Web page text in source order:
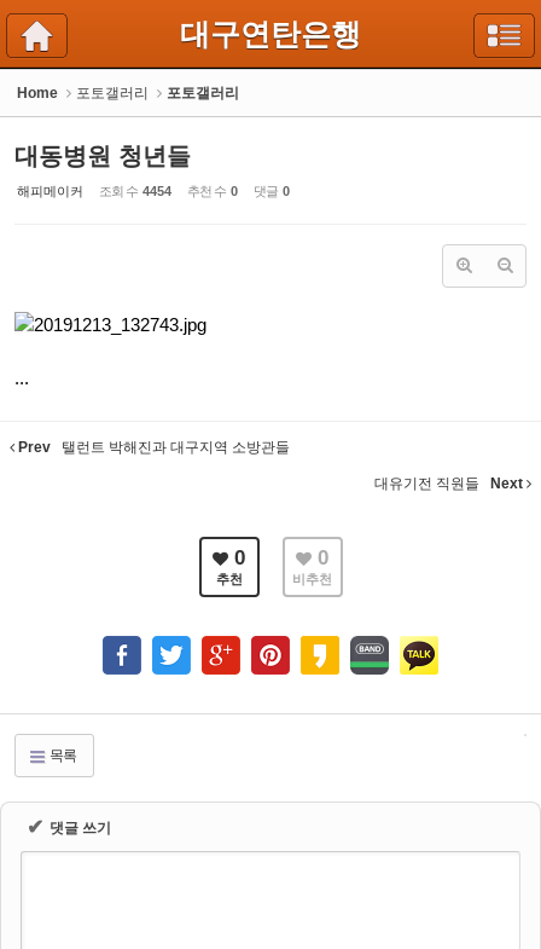
대구연탄은행
Home 포토갤러리 포토갤러리
대동병원 청년들
해피메이커 조회 수 4454 추천 수 0 댓글 0
...
Prev 탤런트 박해진과 대구지역 소방관들
대유기전 직원들 Next
0
추천
0
비추천
목록
✔ 댓글 쓰기